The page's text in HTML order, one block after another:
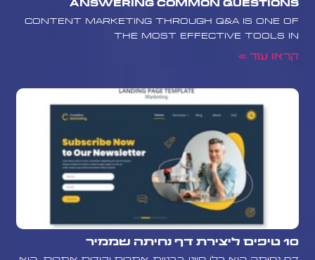
Answering Common Questions
Content marketing through Q&A is one of
the most effective tools in
קראו עוד »
10 טיפים ליצירת דף נחיתה שממיר